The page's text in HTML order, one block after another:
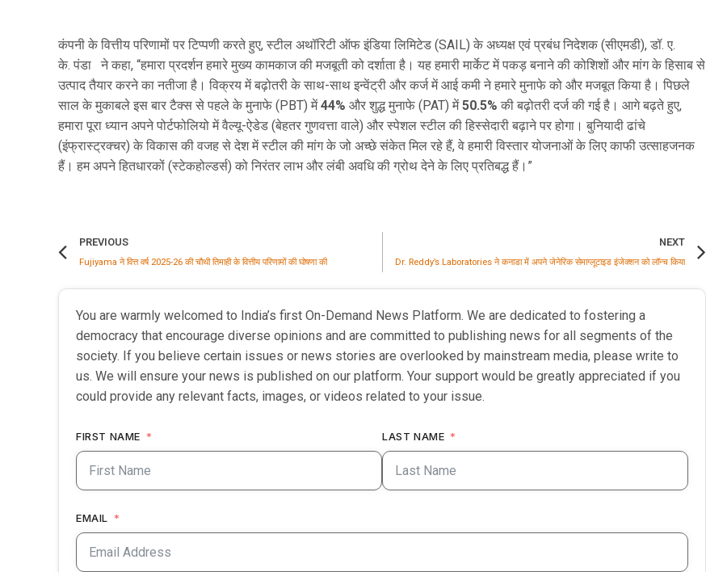
कंपनी के वित्तीय परिणामों पर टिप्पणी करते हुए, स्टील अथॉरिटी ऑफ इंडिया लिमिटेड (SAIL) के अध्यक्ष एवं प्रबंध निदेशक (सीएमडी), डॉ. ए.
के. पंडा ने कहा, “हमारा प्रदर्शन हमारे मुख्य कामकाज की मजबूती को दर्शाता है। यह हमारी मार्केट में पकड़ बनाने की कोशिशों और मांग के हिसाब से
उत्पाद तैयार करने का नतीजा है। विक्रय में बढ़ोतरी के साथ-साथ इन्वेंट्री और कर्ज में आई कमी ने हमारे मुनाफे को और मजबूत किया है। पिछले
साल के मुकाबले इस बार टैक्स से पहले के मुनाफे (PBT) में44% और शुद्ध मुनाफे (PAT) में50.5% की बढ़ोतरी दर्ज की गई है। आगे बढ़ते हुए,
हमारा पूरा ध्यान अपने पोर्टफोलियो में वैल्यू-ऐडेड (बेहतर गुणवत्ता वाले) और स्पेशल स्टील की हिस्सेदारी बढ़ाने पर होगा। बुनियादी ढांचे
(इंफ्रास्ट्रक्चर) के विकास की वजह से देश में स्टील की मांग के जो अच्छे संकेत मिल रहे हैं, वे हमारी विस्तार योजनाओं के लिए काफी उत्साहजनक
हैं। हम अपने हितधारकों (स्टेकहोल्डर्स) को निरंतर लाभ और लंबी अवधि की ग्रोथ देने के लिए प्रतिबद्ध हैं।”
PREVIOUS
Fujiyama ने वित्त वर्ष 2025-26 की चौथी तिमाही के वित्तीय परिणामों की घोषणा की
NEXT
Dr. Reddy’s Laboratories ने कनाडा में अपने जेनेरिक सेमाग्लूटाइड इंजेक्शन को लॉन्च किया
You are warmly welcomed to India’s first On-Demand News Platform. We are dedicated to fostering a
democracy that encourage diverse opinions and are committed to publishing news for all segments of the
society. If you believe certain issues or news stories are overlooked by mainstream media, please write to
us. We will ensure your news is published on our platform. Your support would be greatly appreciated if you
could provide any relevant facts, images, or videos related to your issue.
FIRST NAME LAST NAME
EMAIL